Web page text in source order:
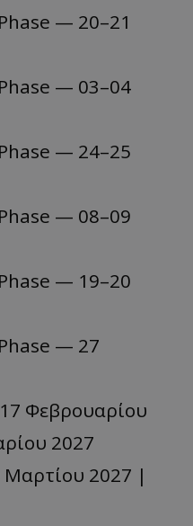
— 20–21
— 03–04
— 24–25
— 08–09
— 19–20
— 27
Φεβρουαρίου
2027
2027 |